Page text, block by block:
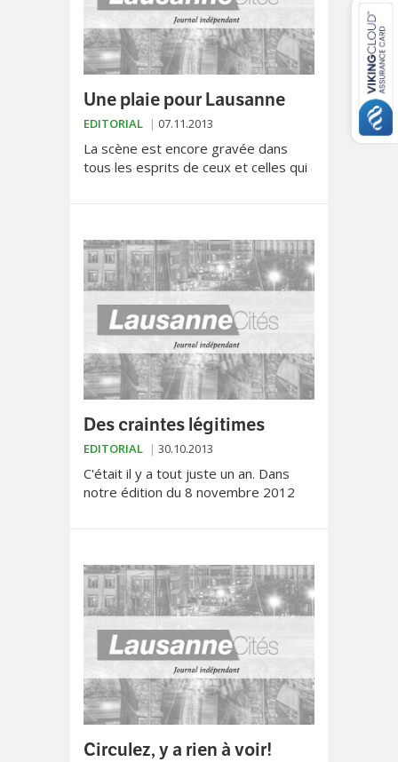
Une plaie pour Lausanne
EDITORIAL 07.11.2013
La scène est encore gravée dans
tous les esprits de ceux et celles qui
Des craintes légitimes
EDITORIAL 30.10.2013
C'était il y a tout juste un an. Dans
notre édition du 8 novembre 2012
Circulez, y a rien à voir!